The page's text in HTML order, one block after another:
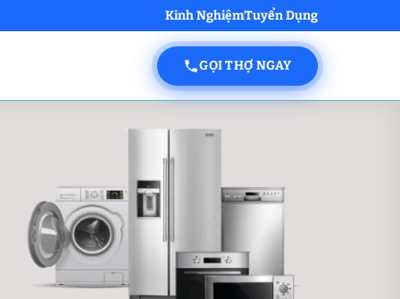
Kinh NghiệmTuyển Dụng
GỌI THỢ NGAY